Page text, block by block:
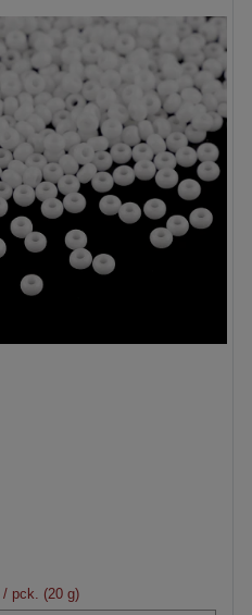
/ pck. (20 g)